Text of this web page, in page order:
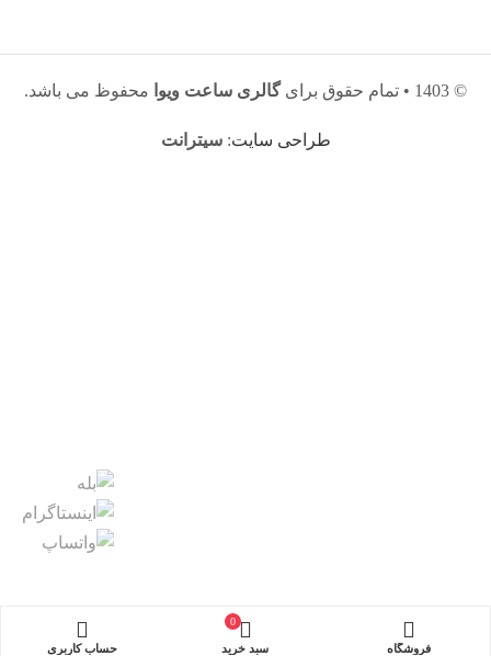
© 1403 • تمام حقوق برای گالری ساعت ویوا محفوظ می باشد.
طراحی سایت:سیترانت
فروشگاه
0
سبد خرید حساب کاربری